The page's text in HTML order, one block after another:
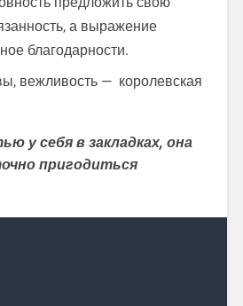
а выражение
благодарности.
вежливость — королевская
у себя в закладках, она
пригодиться